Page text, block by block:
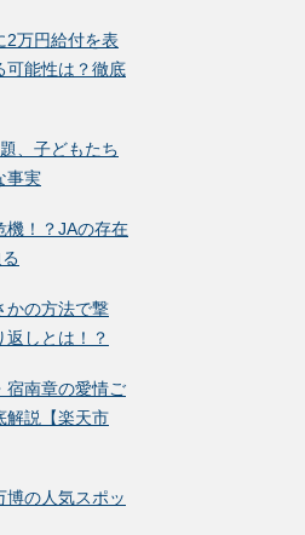
2万円給付を表
可能性は？徹底
、子どもたち
事実
機！？JAの存在
かの方法で撃
しとは！？
宿南章の愛情ご
解説【楽天市
博の人気スポッ